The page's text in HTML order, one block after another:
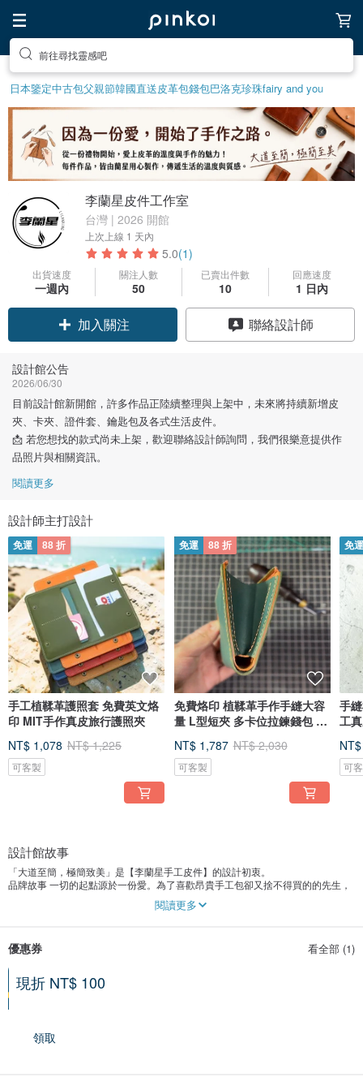
送自己一個特別的禮物
日本鑒定中古包父親節韓國直送皮革包錢包巴洛克珍珠fairy and you
李蘭星皮件工作室
台灣 | 2026 開館
上次上線 1 天內
5.0(1)
出貨速度
一週內
關注人數
50
已賣出件數
10
回應速度
1 日內
領優惠券
聯絡設計師
設計館公告
2026/06/30
目前設計館新開館，許多作品正陸續整理與上架中，未來將持續新增皮
夾、卡夾、證件套、鑰匙包及各式生活皮件。
📩 若您想找的款式尚未上架，歡迎聯絡設計師詢問，我們很樂意提供作
品照片與相關資訊。
閱讀更多
設計師主打設計
免運 88 折
手工植鞣革護照套 免費英文烙
印 MIT手作真皮旅行護照夾
NT$ 1,078 NT$ 1,225
可客製
免運 88 折
免費烙印 植鞣革手作手縫大容
量 L型短夾 多卡位拉鍊錢包 真
NT$ 1,787 NT$ 2,030
可客製
免
手
工真皮皮
可
設計館故事
「大道至簡，極簡致美」是【李蘭星手工皮件】的設計初衷。
品牌故事 一切的起點源於一份愛。為了喜歡昂貴手工包卻又捨不得買的的先生，
我親手縫製了一款雙波浪線皮夾。看著他欣喜若狂的模樣，我也深深著迷於皮件
獨有的溫潤質感，於是毅然辭去補習班老師的工作，全心投入創作。轉眼間，工
子，帶著獨一無二的手作溫度。
閱讀更多
優惠券 看全部 (1)
現折 NT$ 100
領取